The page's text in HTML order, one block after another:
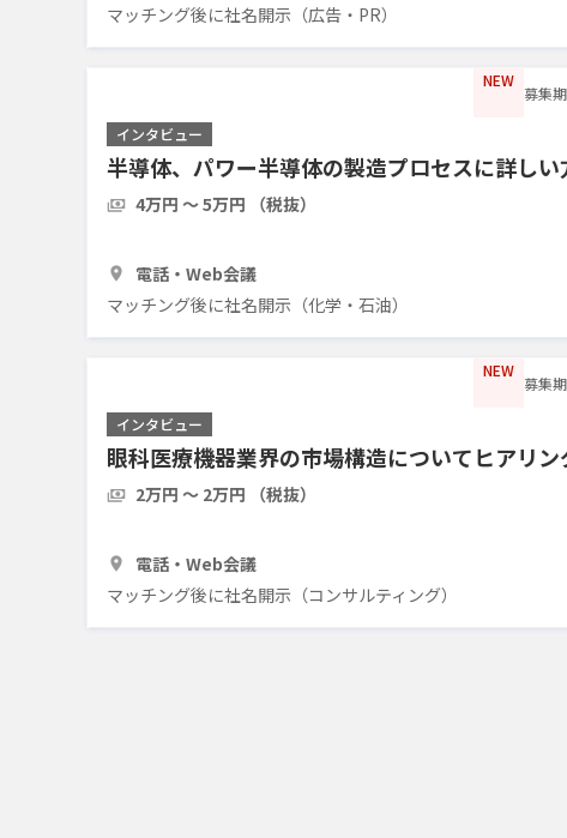
マッチング後に社名開示（広告・PR）
NEW
募集
インタビュー
半導体、パワー半導体の製造プロセスに詳しい
4万円 〜 5万円 （税抜）
電話・Web会議
マッチング後に社名開示（化学・石油）
NEW
募集
インタビュー
眼科医療機器業界の市場構造についてヒアリン
2万円 〜 2万円 （税抜）
電話・Web会議
マッチング後に社名開示（コンサルティング）